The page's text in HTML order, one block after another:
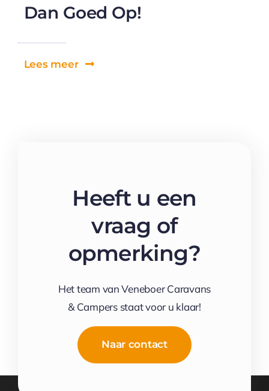
Dan Goed Op!
Lees meer
Heeft u een
vraag of
opmerking?
Het team van Veneboer Caravans
& Campers staat voor u klaar!
Naar contact